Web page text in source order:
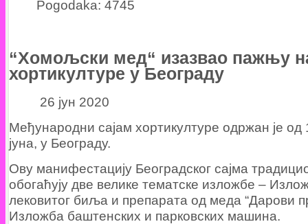
Pogodaka: 4745
“Хомољски мед“ изазвао пажњу
хортикултуре у Београду
26 јун 2020
Међународни сајам хортикултуре одржан је од
јуна, у Београду.
Ову манифестацију Београдског сајма
обогаћују две велике тематске изложбе –
лековитог биља и препарата од меда “Дарови
Изложба баштенских и парковских машина.